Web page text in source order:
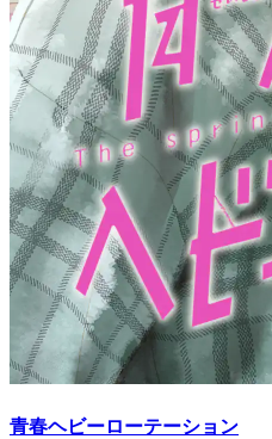
青春ヘビーローテーション